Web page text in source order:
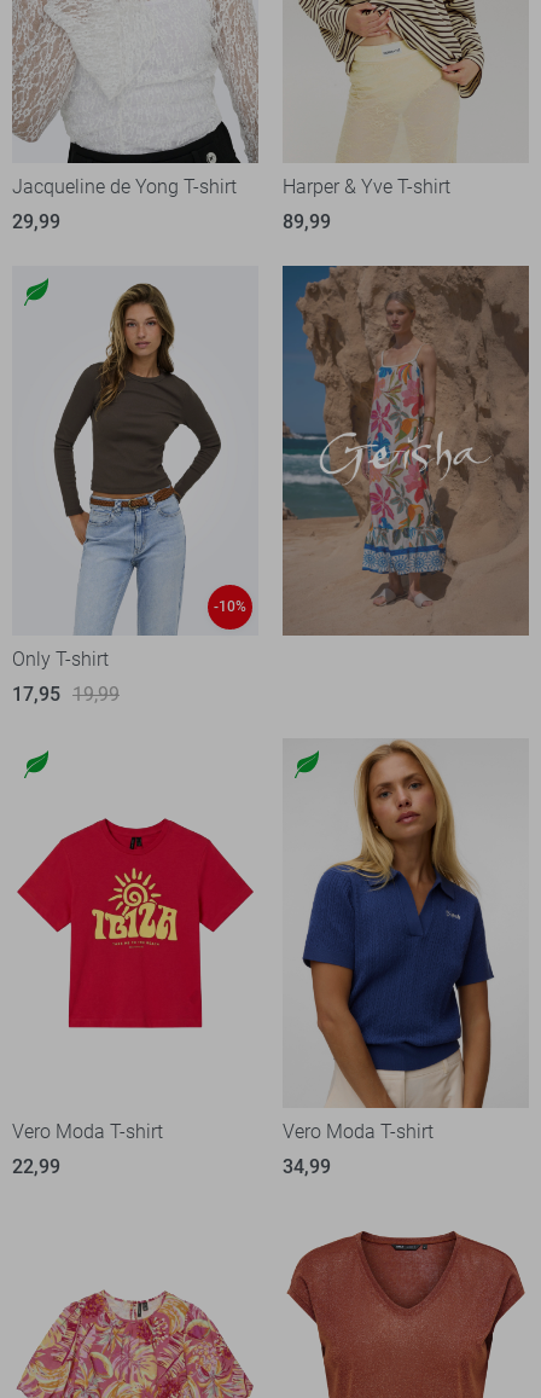
Jacqueline de Yong T-shirt
29,99
Harper & Yve T-shirt
89,99
-10%
Only T-shirt
17,95 19,99
Vero Moda T-shirt
22,99
Vero Moda T-shirt
34,99